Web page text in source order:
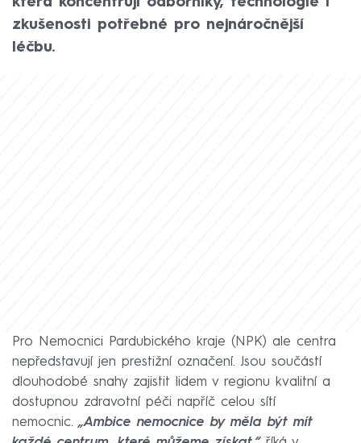
zkušenosti potřebné pro nejnáročnější
léčbu.
Pro Nemocnici Pardubického kraje (NPK) ale centra
nepředstavují jen prestižní označení. Jsou součástí
dlouhodobé snahy zajistit lidem v regionu kvalitní a
dostupnou zdravotní péči napříč celou sítí
nemocnic. „Ambice nemocnice by měla být mít